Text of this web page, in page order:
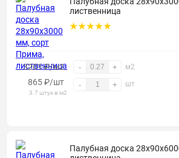
лиственница
3201 ₽/м2 - + м2
865₽/шт
3.7 штук в м2
- + шт
Палубная доска